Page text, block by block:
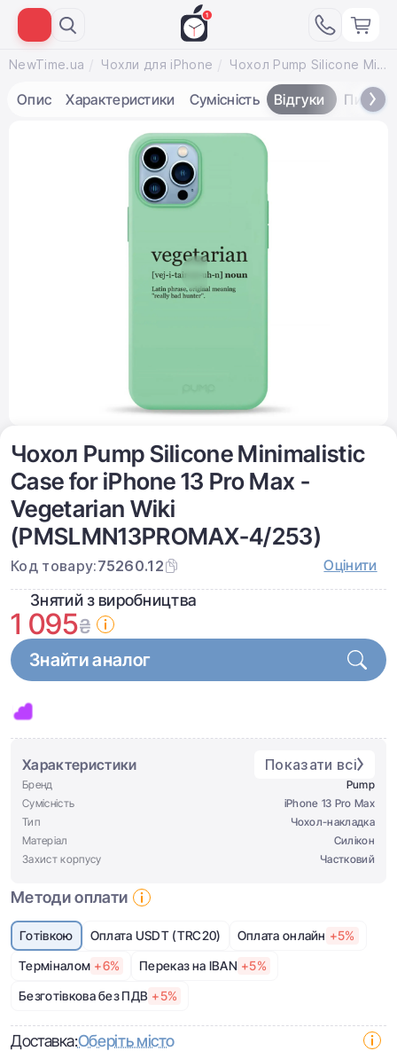
NewTime.ua Чохли для iPhone Чохол Pump Silicone Minimalistic Case for iPhone 13 Pro Max - Vegetarian Wiki (PMSLMN13PROMAX-4/253)
Опис Характеристики Сумісність Відгуки
Чохол Pump Silicone Minimalistic
Case for iPhone 13 Pro Max -
Vegetarian Wiki
(PMSLMN13PROMAX-4/253)
Код товару:75260.12 Оцінити
Знятий з виробництва
1 095₴
Знайти аналог
Характеристики Показати всі
Бренд
Pump
Сумісність
iPhone 13 Pro Max
Тип
Чохол-накладка
Матеріал
Силікон
Захист корпусу
Частковий
Методи оплати
Готівкою Оплата USDT (TRC20) Оплата онлайн +5%
Терміналом +6% Переказ на IBAN +5%
Безготівкова без ПДВ +5%
Доставка:Оберіть місто